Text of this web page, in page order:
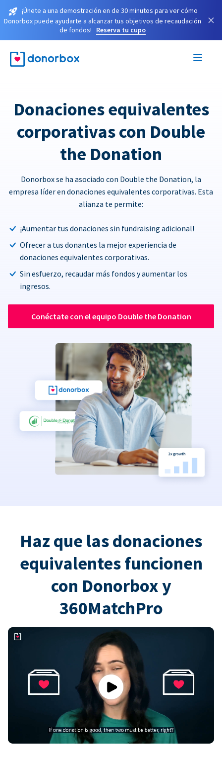
¡Únete a una demostración en de 30 minutos para ver cómo
Donorbox puede ayudarte a alcanzar tus objetivos de recaudación
de fondos!
Reserva tu cupo
×
Donaciones equivalentes
corporativas con Double
the Donation
Donorbox se ha asociado con Double the Donation, la
empresa líder en donaciones equivalentes corporativas. Esta
alianza te permite:
¡Aumentar tus donaciones sin fundraising adicional!
Ofrecer a tus donantes la mejor experiencia de
donaciones equivalentes corporativas.
Sin esfuerzo, recaudar más fondos y aumentar los
ingresos.
Conéctate con el equipo Double the Donation
Haz que las donaciones
equivalentes funcionen
con Donorbox y
360MatchPro
Play